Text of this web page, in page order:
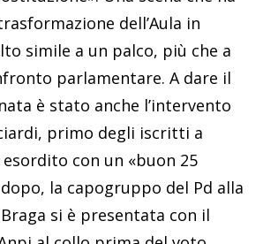
dell’Aula in
simile a un palco, più che a
parlamentare. A dare il
è stato anche l’intervento
primo degli iscritti a
con un «buon 25
la capogruppo del Pd alla
si è presentata con il